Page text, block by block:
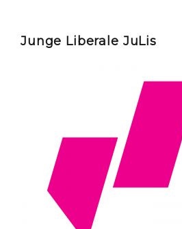
Junge Liberale JuLis